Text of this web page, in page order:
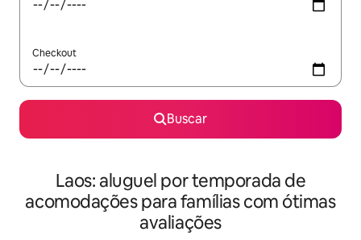
Checkout
Buscar
Laos: aluguel por temporada de
acomodações para famílias com ótimas
avaliações